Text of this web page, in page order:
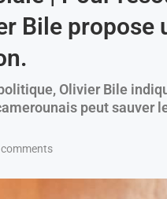
Bile propose
Olivier Bile
peut sauver